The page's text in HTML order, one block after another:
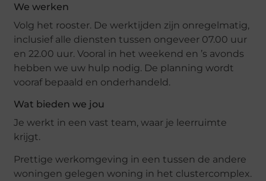
We werken
Volg het rooster. De werktijden zijn onregelmatig,
inclusief alle diensten tussen ongeveer 07.00 uur
en 22.00 uur. Vooral in het weekend en ’s avonds
hebben we uw hulp nodig. De planning wordt
vooraf bepaald en onderhandeld.
Wat bieden we jou
Je werkt in een vast team, waar je leerruimte
krijgt.
Prettige werkomgeving in een tussen de andere
woningen gelegen woning in het clustercomplex.